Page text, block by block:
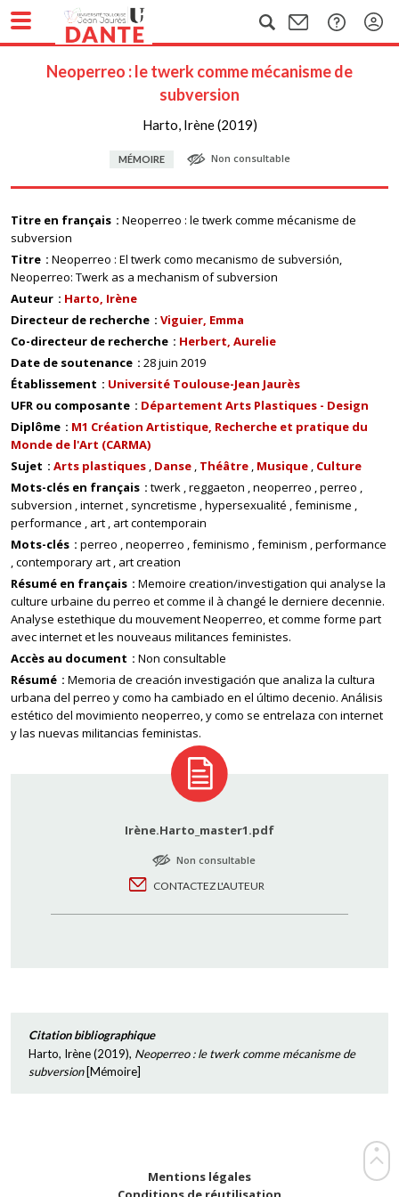
Neoperreo : le twerk comme mécanisme de
subversion
Harto, Irène (2019)
MÉMOIRE Non consultable
Titre en français
Neoperreo : le twerk comme mécanisme de
subversion
Titre
Neoperreo : El twerk como mecanismo de subversión,
Neoperreo: Twerk as a mechanism of subversion
Auteur
Harto, Irène
Directeur de recherche
Viguier, Emma
Co-directeur de recherche
Herbert, Aurelie
Date de soutenance
28 juin 2019
Établissement
Université Toulouse-Jean Jaurès
UFR ou composante
Département Arts Plastiques - Design
Diplôme
M1 Création Artistique, Recherche et pratique du
Monde de l'Art (CARMA)
Sujet
Arts plastiques Danse Théâtre Musique Culture
Mots-clés en français
twerk reggaeton neoperreo perreo
subversion internet syncretisme hypersexualité feminisme
performance
art art contemporain
Mots-clés
perreo neoperreo feminismo feminism performance
contemporary art art creation
Résumé en français
Memoire creation/investigation qui analyse la
culture urbaine du perreo et comme il à changé le derniere decennie.
Analyse estethique du mouvement Neoperreo, et comme forme part
avec internet et les nouveaus militances feministes.
Accès au document
Non consultable
Résumé
Memoria de creación investigación que analiza la cultura
urbana del perreo y como ha cambiado en el último decenio. Análisis
estético del movimiento neoperreo, y como se entrelaza con internet
y las nuevas militancias feministas.
Irène.Harto_master1.pdf
Non consultable
CONTACTEZ L'AUTEUR
Citation bibliographique
Harto, Irène(2019), Neoperreo : le twerk comme mécanisme de
subversion[Mémoire]
Mentions légales